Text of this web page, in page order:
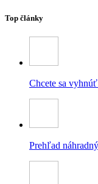
Top články
Chcete sa
Prehľad